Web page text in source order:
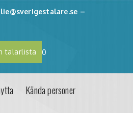
–
talarlista 0
Kända personer